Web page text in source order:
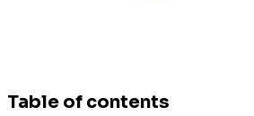
Table of contents